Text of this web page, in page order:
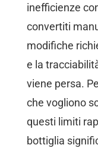
inefficienze
convertiti
modifiche
e la
viene persa.
che vogliono
questi limiti
bottiglia